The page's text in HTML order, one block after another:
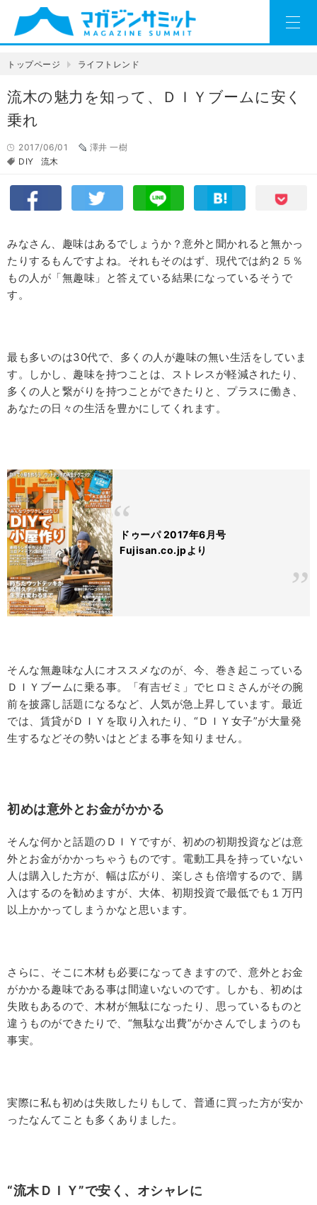
トップページ ライフトレンド
流木の魅力を知って、ＤＩＹブームに安く
乗れ
2017/06/01
澤井 一樹
DIY
流木
みなさん、趣味はあるでしょうか？意外と聞かれると無かっ
たりするもんですよね。それもそのはず、現代では約２５％
もの人が「無趣味」と答えている結果になっているそうで
す。
最も多いのは30代で、多くの人が趣味の無い生活をしていま
す。しかし、趣味を持つことは、ストレスが軽減されたり、
多くの人と繋がりを持つことができたりと、プラスに働き、
あなたの日々の生活を豊かにしてくれます。
ドゥーパ 2017年6月号
Fujisan.co.jpより
そんな無趣味な人にオススメなのが、今、巻き起こっている
ＤＩＹブームに乗る事。「有吉ゼミ」でヒロミさんがその腕
前を披露し話題になるなど、人気が急上昇しています。最近
では、賃貸がＤＩＹを取り入れたり、“ＤＩＹ女子”が大量発
生するなどその勢いはとどまる事を知りません。
初めは意外とお金がかかる
そんな何かと話題のＤＩＹですが、初めの初期投資などは意
外とお金がかかっちゃうものです。電動工具を持っていない
人は購入した方が、幅は広がり、楽しさも倍増するので、購
入はするのを勧めますが、大体、初期投資で最低でも１万円
以上かかってしまうかなと思います。
さらに、そこに木材も必要になってきますので、意外とお金
がかかる趣味である事は間違いないのです。しかも、初めは
失敗もあるので、木材が無駄になったり、思っているものと
違うものができたりで、“無駄な出費”がかさんでしまうのも
事実。
実際に私も初めは失敗したりもして、普通に買った方が安か
ったなんてことも多くありました。
“流木ＤＩＹ”で安く、オシャレに